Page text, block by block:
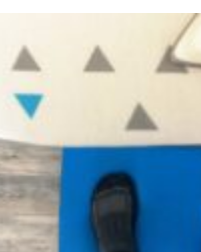
aber
Schwimmnudel